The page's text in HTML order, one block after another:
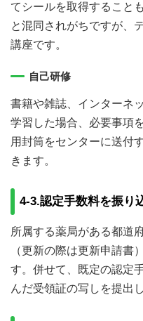
てシールを取得すること
と混同されがちですが、
講座です。
自己研修
書籍や雑誌、インターネ
学習した場合、必要事項
用封筒をセンターに送付
きます。
4-3.認定手数料を振り
所属する薬局がある都道
（更新の際は更新申請書
す。併せて、既定の認定
んだ受領証の写しを提出